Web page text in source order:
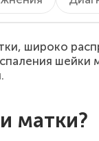
широко
матки?